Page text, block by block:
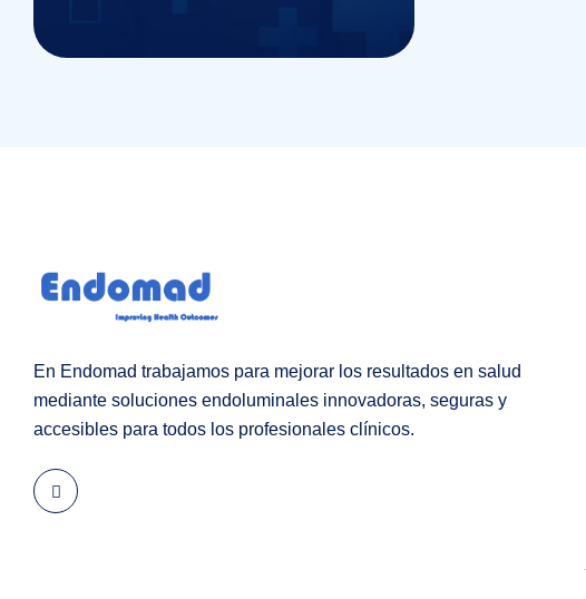
En Endomad trabajamos para mejorar los resultados en salud
mediante soluciones endoluminales innovadoras, seguras y
accesibles para todos los profesionales clínicos.